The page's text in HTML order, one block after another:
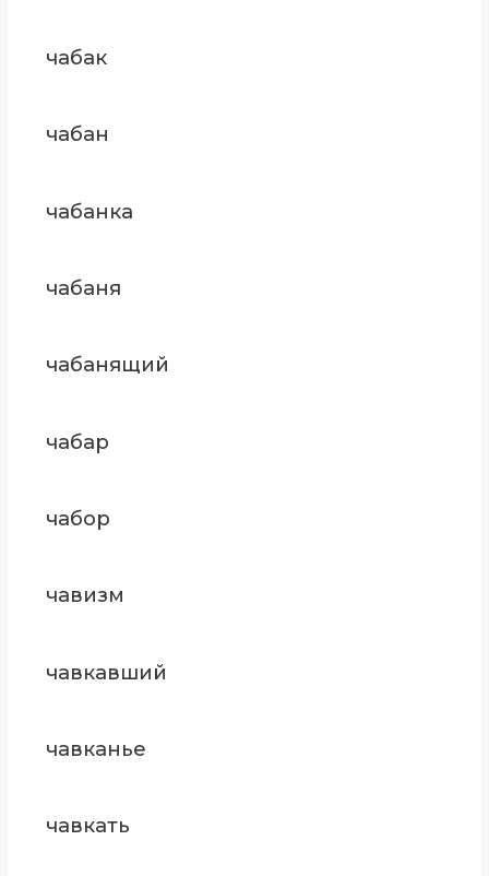
чабак
чабан
чабанка
чабаня
чабанящий
чабар
чабор
чавизм
чавкавший
чавканье
чавкать